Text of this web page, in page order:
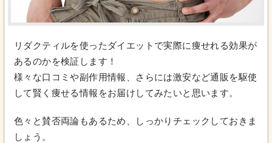
リダクティルを使ったダイエットで実際に痩せれる効果が
あるのかを検証します！
様々な口コミや副作用情報、さらには激安など通販を駆使
して賢く痩せる情報をお届けしてみたいと思います。
色々と賛否両論もあるため、しっかりチェックしておきま
しょう。